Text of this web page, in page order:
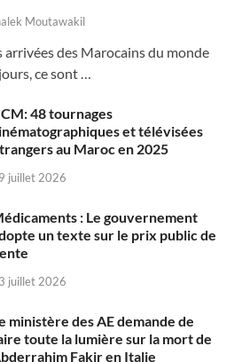
Moutawakil
arrivées des Marocains du monde
ce sont …
48 tournages
et télévisées
au Maroc en 2025
juillet 2026
: Le gouvernement
un texte sur le prix public de
juillet 2026
ministère des AE demande de
toute la lumière sur la mort de
Fakir en Italie